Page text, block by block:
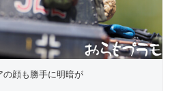
の顔も勝手に明暗が